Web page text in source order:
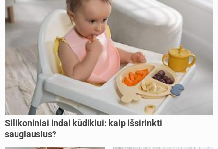
Silikoniniai indai kūdikiui: kaip išsirinkti
saugiausius?